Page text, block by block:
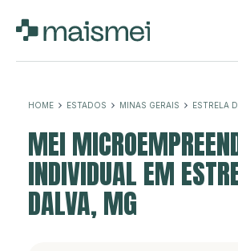
HOME ESTADOS MINAS GERAIS ESTRELA
MEI
INDIVIDUAL EM
DALVA, MG